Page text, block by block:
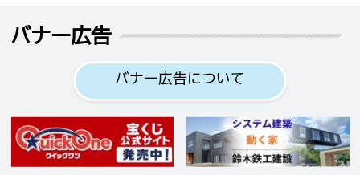
バナー広告
バナー広告について